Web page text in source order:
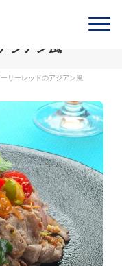
ジアン風
リーレッドのアジアン風